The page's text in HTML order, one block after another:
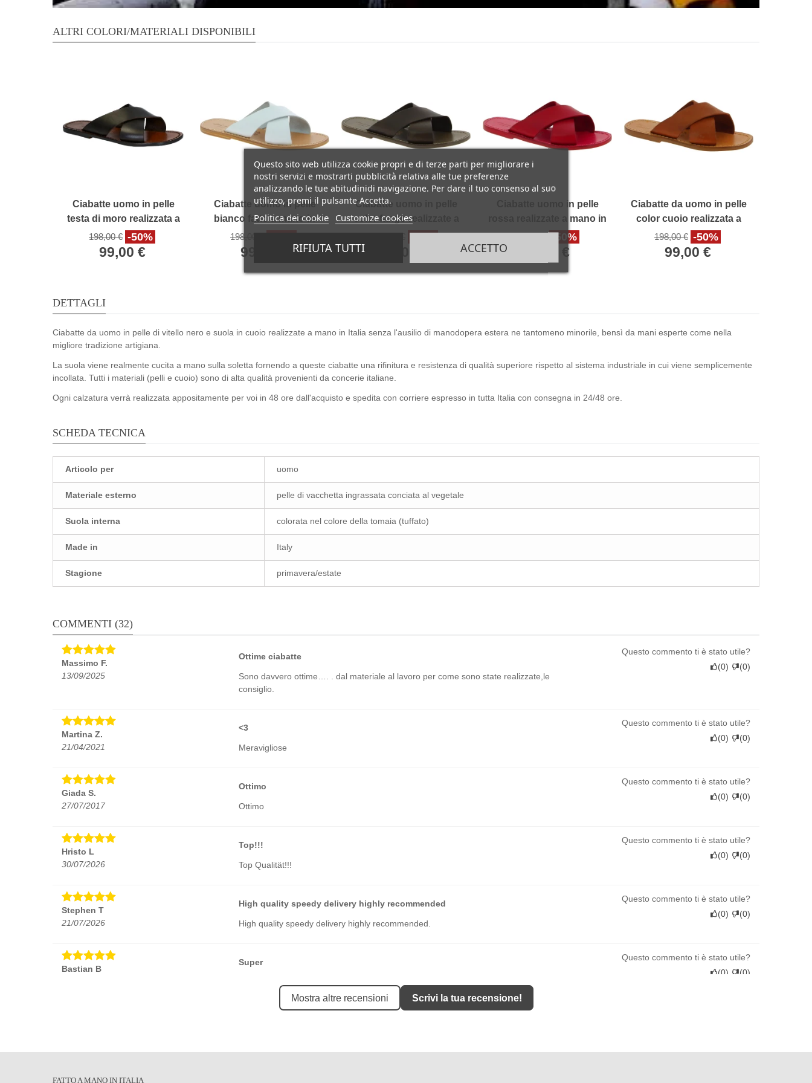
ALTRI COLORI/MATERIALI DISPONIBILI
Ciabatte uomo in pelle
testa di moro realizzata a
mano in Italia
198,00 € -50%
99,00 €
Ciabatte uomo in pelle
bianco fatto a mano in
Italia
198,00 €
99,00 €
Ciabatte uomo in pelle
color fango realizzate a
mano in Italia
Ciabatte uomo in pelle
rossa realizzate a mano in
Italia-50%
99,00 €
Ciabatte da uomo in pelle
color cuoio realizzata a
mano in Italia
198,00 € -50%
99,00 €
DETTAGLI
Ciabatte da uomo in pelle di vitello nero e suola in cuoio realizzate a mano in Italia senza l'ausilio di manodopera estera ne tantomeno minorile, bensì da mani esperte come nella
migliore tradizione artigiana.
La suola viene realmente cucita a mano sulla soletta fornendo a queste ciabatte una rifinitura e resistenza di qualità superiore rispetto al sistema industriale in cui viene semplicemente
incollata. Tutti i materiali (pelli e cuoio) sono di alta qualità provenienti da concerie italiane.
Ogni calzatura verrà realizzata appositamente per voi in 48 ore dall'acquisto e spedita con corriere espresso in tutta Italia con consegna in 24/48 ore.
SCHEDA TECNICA
Articolo per uomo
Materiale esterno pelle di vacchetta ingrassata conciata al vegetale
Suola interna colorata nel colore della tomaia (tuffato)
Made in Italy
Stagione primavera/estate
COMMENTI (32)
Massimo F.
13/09/2025
Ottime ciabatte
Sono davvero ottime…. . dal materiale al lavoro per come sono state realizzate,le
consiglio.
Questo commento ti è stato utile?
(0) (0)
Martina Z.
21/04/2021
<3
Meravigliose
Questo commento ti è stato utile?
(0) (0)
Giada S.
27/07/2017
Ottimo
Ottimo
Questo commento ti è stato utile?
(0) (0)
Hristo L
30/07/2026
Top!!!
Top Qualität!!!
Questo commento ti è stato utile?
(0) (0)
Stephen T
21/07/2026
High quality speedy delivery highly recommended
High quality speedy delivery highly recommended.
Questo commento ti è stato utile?
(0) (0)
Bastian B
Super
Questo commento ti è stato utile?
(0) (0)
Mostra altre recensioni Scrivi la tua recensione!
FATTO A MANO IN ITALIA
Questo sito web utilizza cookie propri e di terze parti per migliorare i
nostri servizi e mostrarti pubblicità relativa alle tue preferenze
analizzando le tue abitudinidi navigazione. Per dare il tuo consenso al suo
utilizzo, premi il pulsante Accetta.
Politica dei cookie Customize cookies
RIFIUTA TUTTI ACCETTO